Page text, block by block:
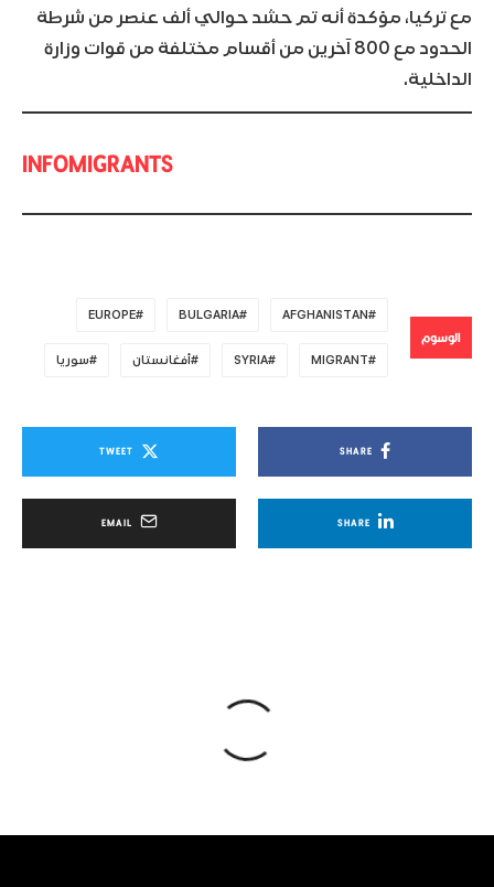
مع تركيا، مؤكدة أنه تم حشد حوالي ألف عنصر من شرطة
الحدود مع 800 آخرين من أقسام مختلفة من قوات وزارة
الداخلية.
INFOMIGRANTS
الوسوم
AFGHANISTAN
BULGARIA
EUROPE
MIGRANT
SYRIA أفغانستان سوريا
SHARE
TWEET
SHARE
EMAIL